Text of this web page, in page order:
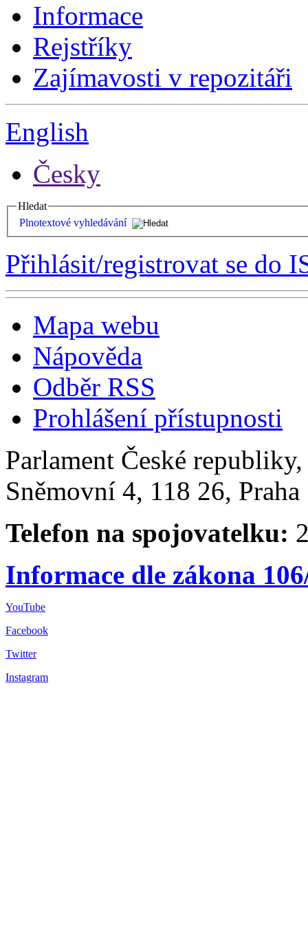
Informace
Rejstříky
Zajímavosti v repozitáři
English
Česky
Hledat
Plnotextové vyhledávání
Přihlásit/registrovat se do
Mapa webu
Nápověda
Odběr RSS
Prohlášení přístupnosti
Parlament České
Sněmovní 4, 118 26,
Telefon na spojovatelku:
Informace dle zákona
YouTube
Facebook
Twitter
Instagram